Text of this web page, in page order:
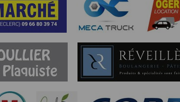
une photo dans la galerie. Nous recueillons des
ne sera collectée.
information from the photos you share. This app